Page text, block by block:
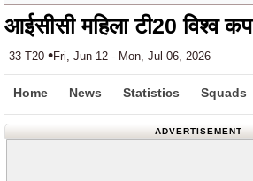
आईसीसी महिला टी20 विश्व
33 T20 •Fri, Jun 12 - Mon, Jul 06, 2026
Home News Statistics Squads
ADVERTISEMENT